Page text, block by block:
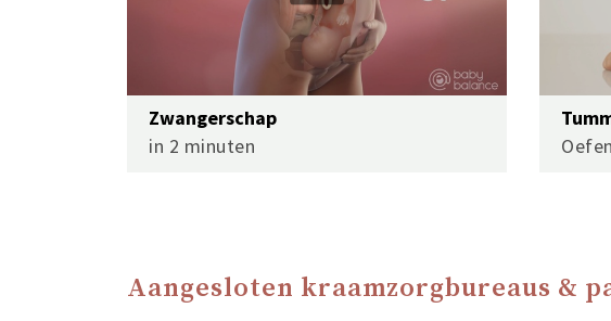
Zwangerschap
in 2 minuten
Aangesloten kraamzorgbureaus &